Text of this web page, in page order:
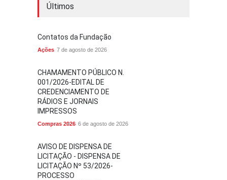
Últimos
Contatos da Fundação
Ações 7 de agosto de 2026
CHAMAMENTO PÚBLICO N.
001/2026-EDITAL DE
CREDENCIAMENTO DE
RÁDIOS E JORNAIS
IMPRESSOS
Compras 2026 6 de agosto de 2026
AVISO DE DISPENSA DE
LICITAÇÃO - DISPENSA DE
LICITAÇÃO Nº 53/2026-
PROCESSO